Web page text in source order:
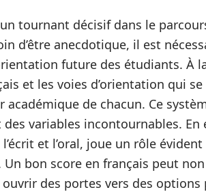
tournant décisif dans le
d’être anecdotique, il est
future des étudiants. À
et les voies d’orientation qui
académique de chacun. Ce
variables incontournables.
et l’oral, joue un rôle évident
bon score en français peut
des portes vers des options